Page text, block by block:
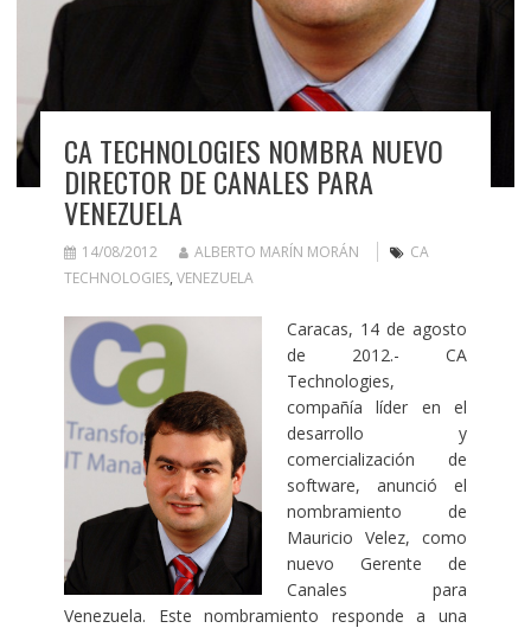
CA TECHNOLOGIES NOMBRA NUEVO
DIRECTOR DE CANALES PARA
VENEZUELA
14/08/2012 ALBERTO MARÍN MORÁN
CA
TECHNOLOGIES, VENEZUELA
Caracas, 14 de agosto
de 2012.- CA
Technologies,
compañía líder en el
desarrollo y
comercialización de
software, anunció el
nombramiento de
Mauricio Velez, como
nuevo Gerente de
Canales para
Venezuela. Este nombramiento responde a una